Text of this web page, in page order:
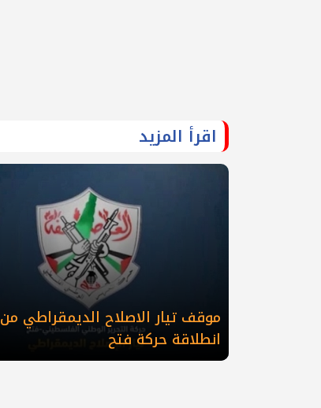
اقرأ المزيد
موقف تيار الاصلاح الديمقراطي من
انطلاقة حركة فتح